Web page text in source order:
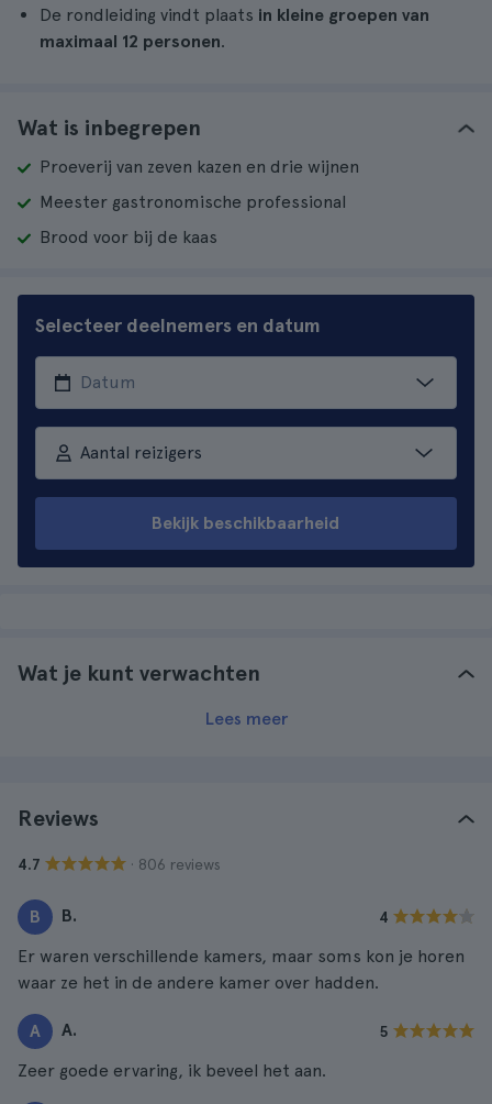
De rondleiding vindt plaats in kleine groepen van
maximaal 12 personen.
Wat is inbegrepen
Proeverij van zeven kazen en drie wijnen
Meester gastronomische professional
Brood voor bij de kaas
Selecteer deelnemers en datum
Aantal reizigers
Bekijk beschikbaarheid
Wat je kunt verwachten
Lees meer
Reviews
4.7 · 806 reviews
B B. 4
Er waren verschillende kamers, maar soms kon je horen
waar ze het in de andere kamer over hadden.
A A. 5
Zeer goede ervaring, ik beveel het aan.